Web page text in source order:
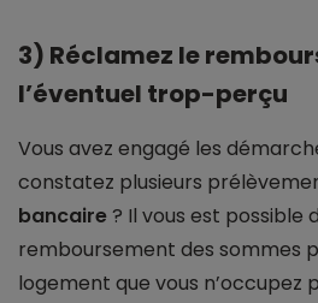
3) Réclamez le
l’éventuel trop-perçu
Vous avez engagé les
constatez plusieurs
bancaire? Il vous est possible
remboursement des sommes
logement que vous n’occupez